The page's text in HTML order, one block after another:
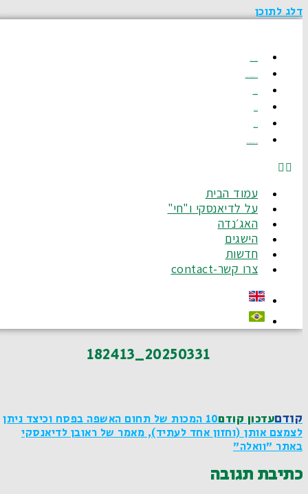
דלג לתוכן
עמוד הבית
על לדיאנסקי ו"חי"
האג׳נדה
הישגים
חדשות
צרו קשר-contact
20250331_182413
קודםעדכון קודם
10 המכות של תחום האשפה בפסח וכיצד ניתן
לצמצם אותן (וחזון אחד לעתיד), מאמר של ראובן לדיאנסקי
באתר "וואלה"
כתיבת תגובה